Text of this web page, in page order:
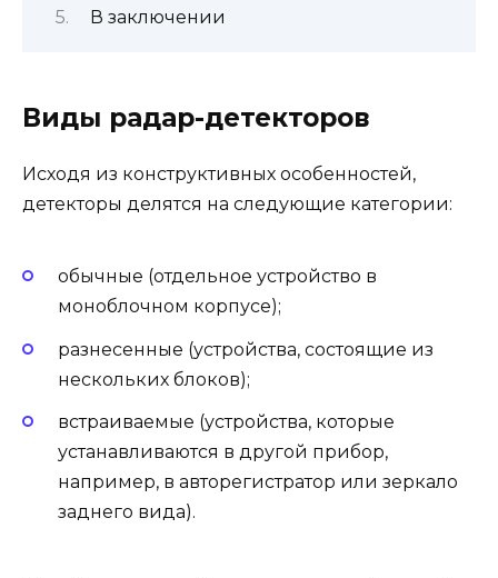
В заключении
Виды радар-детекторов
Исходя из конструктивных особенностей,
детекторы делятся на следующие категории:
обычные (отдельное устройство в
моноблочном корпусе);
разнесенные (устройства, состоящие из
нескольких блоков);
встраиваемые (устройства, которые
устанавливаются в другой прибор,
например, в авторегистратор или зеркало
заднего вида).